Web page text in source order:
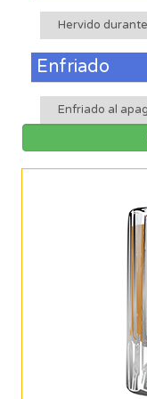
Hervido
Enfriado
Enfriado al